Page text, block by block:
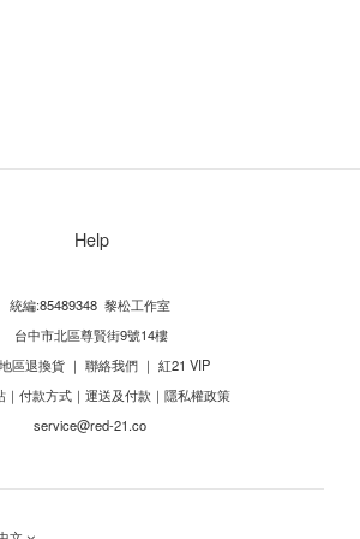
Help
統編:85489348 黎松工作室
台中市北區尊賢街9號14樓
區退換貨 ｜ 聯絡我們 ｜ 紅21 VIP
｜ 付款方式｜ 運送及付款 ｜ 隱私權政策
service@red-21.co